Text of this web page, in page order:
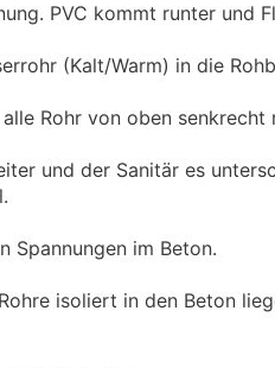
PVC kommt runter und
(Kalt/Warm) in die
Rohr von oben
und der Sanitär es
Spannungen im Beton.
isoliert in den Beton